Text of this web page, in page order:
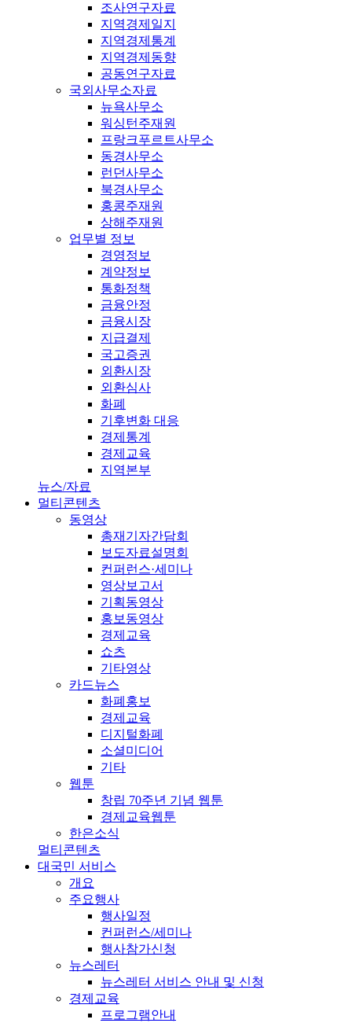
조사연구자료
지역경제일지
지역경제통계
지역경제동향
공동연구자료
국외사무소자료
뉴욕사무소
워싱턴주재원
프랑크푸르트사무소
동경사무소
런던사무소
북경사무소
홍콩주재원
상해주재원
업무별 정보
경영정보
계약정보
통화정책
금융안정
금융시장
지급결제
국고증권
외환시장
외환심사
화폐
기후변화 대응
경제통계
경제교육
지역본부
뉴스/자료
멀티콘텐츠
동영상
총재기자간담회
보도자료설명회
컨퍼런스·세미나
영상보고서
기획동영상
홍보동영상
경제교육
쇼츠
기타영상
카드뉴스
화폐홍보
경제교육
디지털화폐
소셜미디어
기타
웹툰
창립 70주년 기념 웹툰
경제교육웹툰
한은소식
멀티콘텐츠
대국민 서비스
개요
주요행사
행사일정
컨퍼런스/세미나
행사참가신청
뉴스레터
뉴스레터 서비스 안내 및 신청
경제교육
프로그램안내